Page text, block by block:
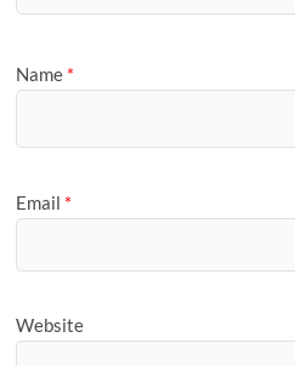
Name *
Email *
Website